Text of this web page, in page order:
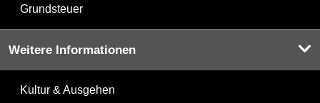
Grundsteuer
Weitere Informationen
Kultur & Ausgehen